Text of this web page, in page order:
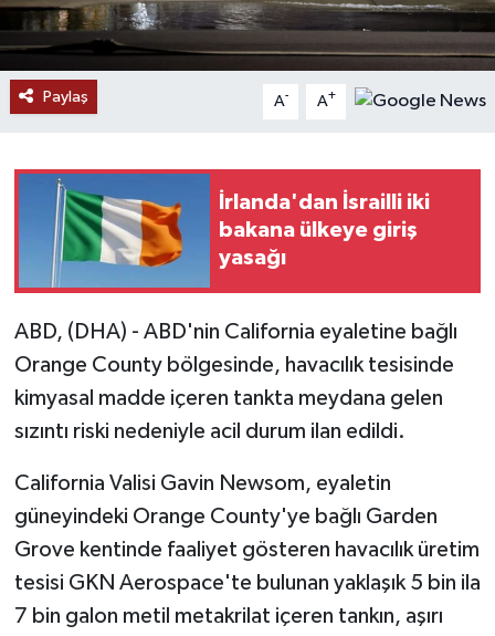
Paylaş A- A+
İrlanda'dan İsrailli iki
bakana ülkeye giriş
yasağı
ABD, (DHA) - ABD'nin California eyaletine bağlı
Orange County bölgesinde, havacılık tesisinde
kimyasal madde içeren tankta meydana gelen
sızıntı riski nedeniyle acil durum ilan edildi.
California Valisi Gavin Newsom, eyaletin
güneyindeki Orange County'ye bağlı Garden
Grove kentinde faaliyet gösteren havacılık üretim
tesisi GKN Aerospace'te bulunan yaklaşık 5 bin ila
7 bin galon metil metakrilat içeren tankın, aşırı
Gündem
Haberde İnsan
Magazin
Politika
Sağlık
Son Dakika
Yaşam
Yerel
AboneHaber Özel